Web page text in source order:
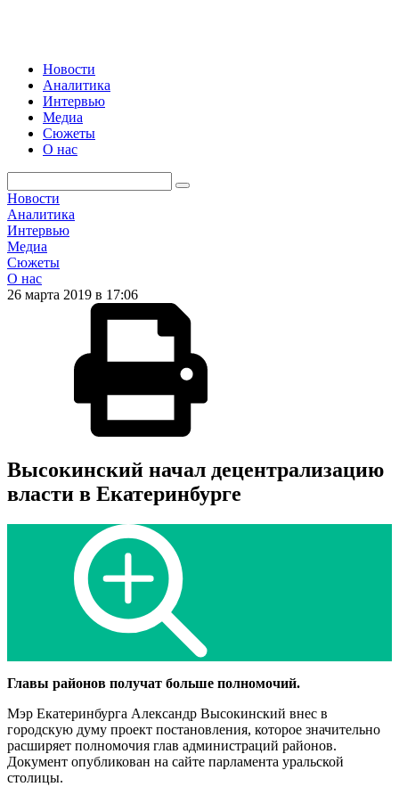
Новости
Аналитика
Интервью
Медиа
Сюжеты
О нас
Новости
Аналитика
Интервью
Медиа
Сюжеты
О нас
26 марта 2019 в 17:06
Высокинский начал децентрализацию
власти в Екатеринбурге
Главы районов получат больше полномочий.
Мэр Екатеринбурга Александр Высокинский внес в
городскую думу проект постановления, которое значительно
расширяет полномочия глав администраций районов.
Документ опубликован на сайте парламента уральской
столицы.